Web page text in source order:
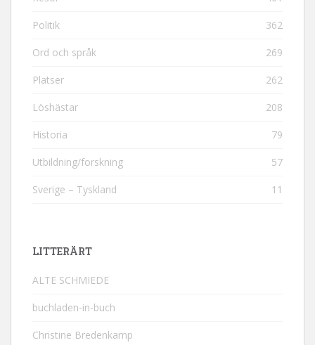
Politik 362
Ord och språk 269
Platser 262
Löshästar 208
Historia 79
Utbildning/forskning 57
Sverige – Tyskland 11
LITTERÄRT
ALTE SCHMIEDE
buchladen-in-buch
Christine Bredenkamp